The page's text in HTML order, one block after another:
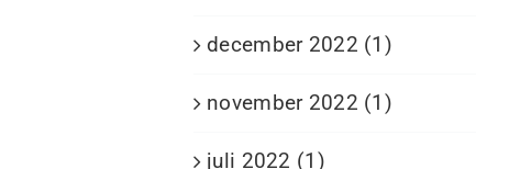
december 2022 (1)
november 2022 (1)
juli 2022 (1)